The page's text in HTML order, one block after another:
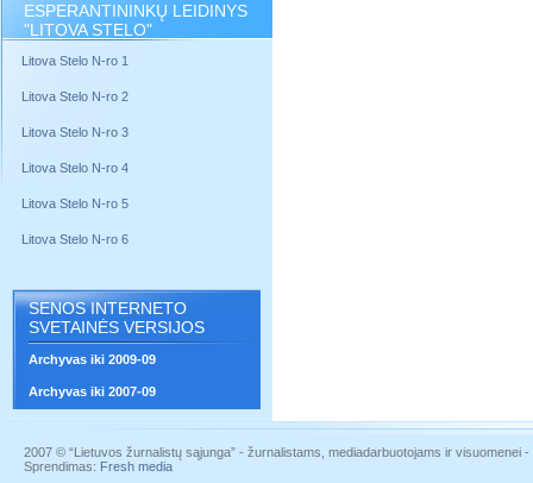
ESPERANTININKŲ LEIDINYS
"LITOVA STELO"
Litova Stelo N-ro 1
Litova Stelo N-ro 2
Litova Stelo N-ro 3
Litova Stelo N-ro 4
Litova Stelo N-ro 5
Litova Stelo N-ro 6
SENOS INTERNETO
SVETAINĖS VERSIJOS
Archyvas iki 2009-09
Archyvas iki 2007-09
2007 © “Lietuvos žurnalistų sąjunga” - žurnalistams, mediadarbuotojams ir visuomenei
Sprendimas: Fresh media